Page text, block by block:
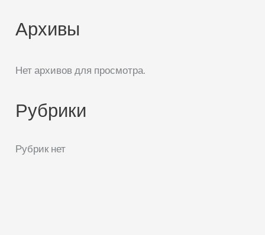
Архивы
Нет архивов для просмотра.
Рубрики
Рубрик нет